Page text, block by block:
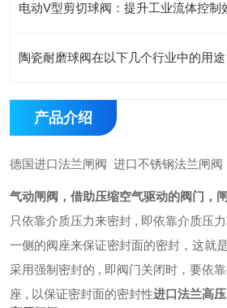
电动V型剪切球阀：提升工业流体控制
陶瓷耐磨球阀在以下几个行业中的用途
产品介绍
德国进口法兰闸阀 进口不锈钢法兰闸阀
气动闸阀，借助压缩空气驱动的阀门，
只依靠介质压力来密封 , 即依靠介质压
一侧的阀座来保证密封面的密封，这就
采用强制密封的 , 即阀门关闭时，要依
座 , 以保证密封面的密封性进口法兰高